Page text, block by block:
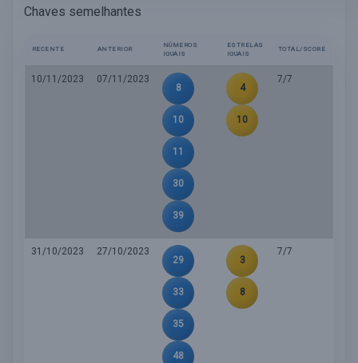
Chaves semelhantes
RECENTE ANTERIOR
NÚMEROS
IGUAIS
ESTRELAS
IGUAIS
TOTAL/SCORE
10/11/2023
07/11/2023
8
10
11
30
39
4
10
7/7
31/10/2023
27/10/2023
29
33
35
48
3
8
7/7